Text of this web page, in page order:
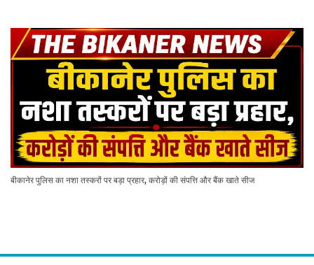
बीकानेर पुलिस का नशा तस्करों पर बड़ा प्रहार, करोड़ों की संपत्ति और बैंक खाते सीज